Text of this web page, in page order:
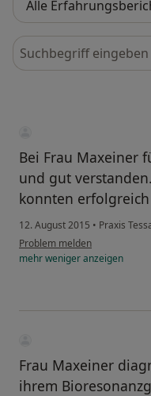
Bewertungen
Bei Frau Maxeiner
und gut
konnten
12. August 2015 • Praxis
Problem melden
mehrwenigeranzeigen
Frau Maxeiner
ihrem